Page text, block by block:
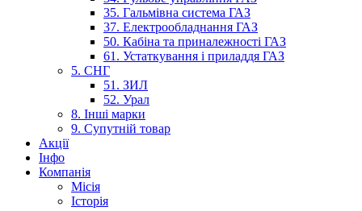
35. Гальмівна система ГАЗ
37. Електрообладнання ГАЗ
50. Кабіна та приналежності ГАЗ
61. Устаткування і приладдя ГАЗ
5. СНГ
51. ЗИЛ
52. Урал
8. Інші марки
9. Супутній товар
Акції
Інфо
Компанія
Місія
Історія